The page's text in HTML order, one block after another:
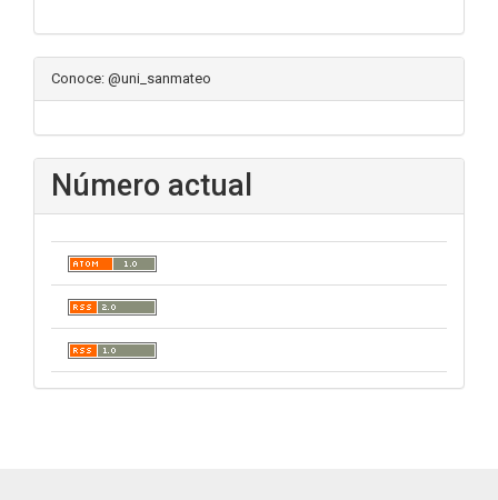
Conoce: @uni_sanmateo
Número actual